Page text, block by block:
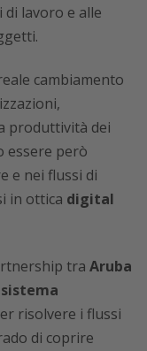
di lavoro e alle
cambiamento
produttività dei
essere però
e nei flussi di
in ottica digital
tra Aruba
sistema
risolvere i flussi
di coprire